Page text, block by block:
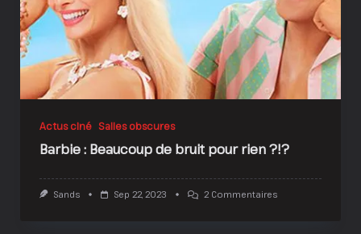
Actus ciné Salles obscures
Barbie : Beaucoup de bruit pour rien ?!?
Sands Sep 22, 2023 2 CommentairesSur